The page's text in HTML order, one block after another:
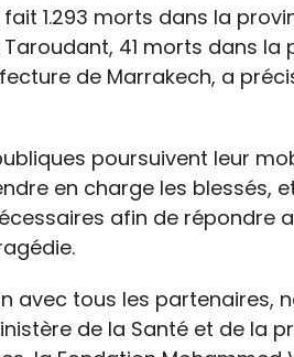
1.293 morts dans la
41 morts dans la
de Marrakech, a
poursuivent leur
en charge les blessés,
afin de répondre
avec tous les partenaires,
de la Santé et de la